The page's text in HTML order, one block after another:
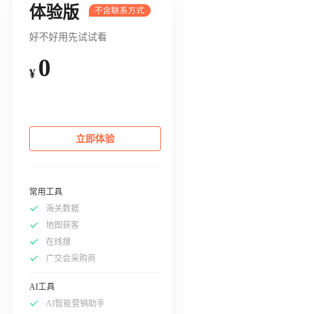
体验版
好不好用先试试看
¥ 0
立即体验
常用工具
海关数据
地图获客
在线搜
广交会采购商
AI工具
AI智能营销助手